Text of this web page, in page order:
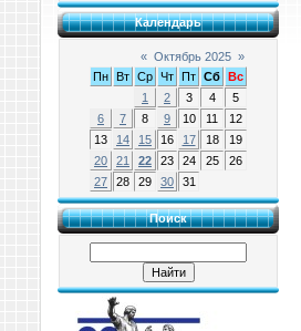
Календарь
« Октябрь 2025 »
Пн Вт Ср Чт Пт Сб Вс
1
2 3 4
5
6
7 8 9 10 11
12
13
14 15 16 17 18
19
20
21 22 23 24 25
26
27
28 29 30 31
Поиск